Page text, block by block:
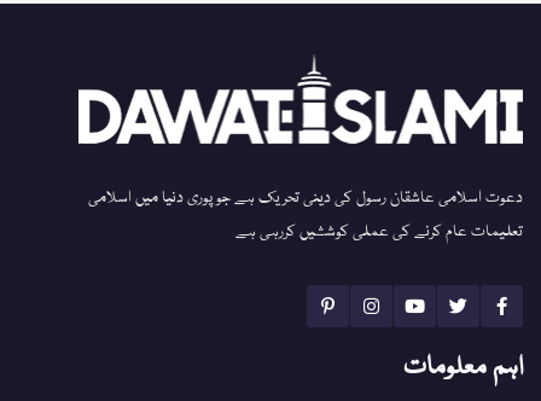
دعوت اسلامی عاشقان رسول کی دینی تحریک ہے جو پوری دنیا میں اسلامی
تعلیمات عام کرنے کی عملی کوششیں کررہی ہے
اہم معلومات